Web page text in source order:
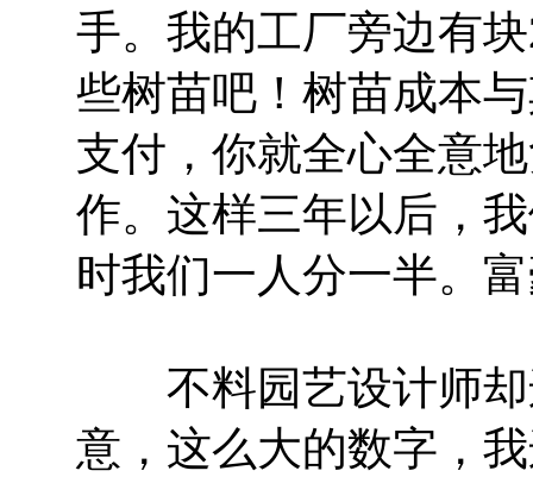
手。我的工厂旁边有
些树苗吧！树苗成本
支付，你就全心全意
作。这样三年以后，
时我们一人分一半。
不料园艺设计师却
意，这么大的数字，